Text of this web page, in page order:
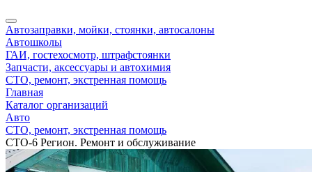
Автозаправки, мойки, стоянки, автосалоны
Автошколы
ГАИ, гостехосмотр, штрафстоянки
Запчасти, аксессуары и автохимия
СТО, ремонт, экстренная помощь
Главная
Каталог организаций
Авто
СТО, ремонт, экстренная помощь
СТО-6 Регион. Ремонт и обслуживание